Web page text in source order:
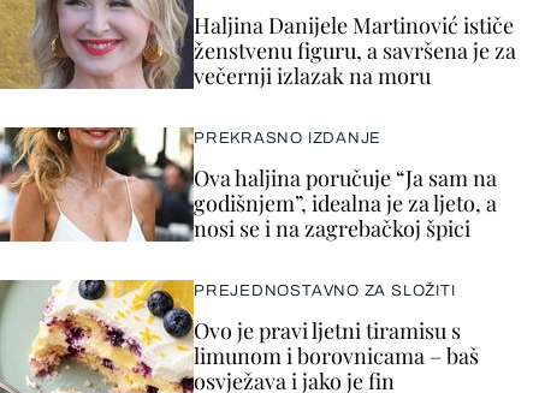
Haljina Danijele Martinović ističe
ženstvenu figuru, a savršena je za
večernji izlazak na moru
PREKRASNO IZDANJE
Ova haljina poručuje “Ja sam na
godišnjem”, idealna je za ljeto, a
nosi se i na zagrebačkoj špici
PREJEDNOSTAVNO ZA SLOŽITI
Ovo je pravi ljetni tiramisu s
limunom i borovnicama – baš
osvježava i jako je fin